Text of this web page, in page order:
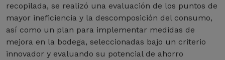
recopilada, se realizó una evaluación de los puntos de
mayor ineficiencia y la descomposición del consumo,
así como un plan para implementar medidas de
mejora en la bodega, seleccionadas bajo un criterio
innovador y evaluando su potencial de ahorro